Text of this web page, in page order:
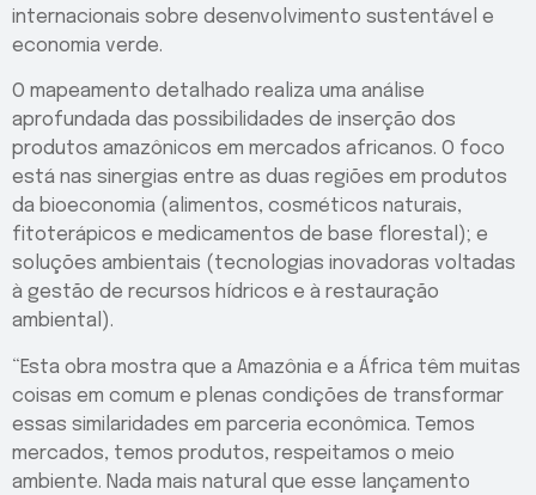
internacionais sobre desenvolvimento sustentável e
economia verde.
O mapeamento detalhado realiza uma análise
aprofundada das possibilidades de inserção dos
produtos amazônicos em mercados africanos. O foco
está nas sinergias entre as duas regiões em produtos
da bioeconomia (alimentos, cosméticos naturais,
fitoterápicos e medicamentos de base florestal); e
soluções ambientais (tecnologias inovadoras voltadas
à gestão de recursos hídricos e à restauração
ambiental).
“Esta obra mostra que a Amazônia e a África têm muitas
coisas em comum e plenas condições de transformar
essas similaridades em parceria econômica. Temos
mercados, temos produtos, respeitamos o meio
ambiente. Nada mais natural que esse lançamento